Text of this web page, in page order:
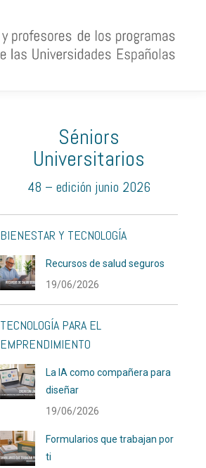
Séniors
Universitarios
48 – edición junio 2026
BIENESTAR Y TECNOLOGÍA
Recursos de salud seguros
19/06/2026
TECNOLOGÍA PARA EL
EMPRENDIMIENTO
La IA como compañera para
diseñar
19/06/2026
Formularios que trabajan por
ti